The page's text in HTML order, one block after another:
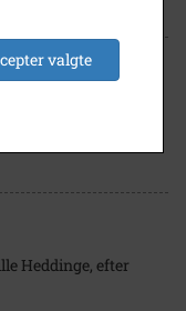
Heddinge, efter
valgte